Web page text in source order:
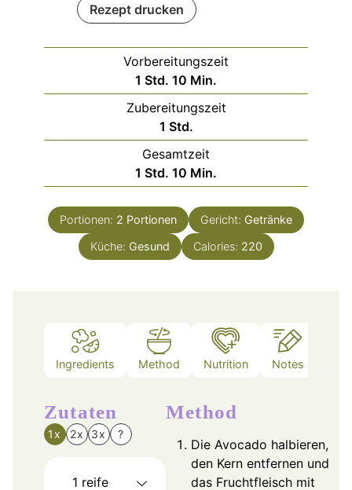
Rezept drucken
Vorbereitungszeit
1 Stunde
Std. 10 Minuten
Min.
Zubereitungszeit
1 Stunde
Std.
Gesamtzeit
1 Stunde
Std. 10 Minuten
Min.
Portionen: 2 Portionen Gericht: Getränke
Küche: Gesund Calories: 220
Ingredients Method Nutrition Notes
Zutaten
1x 2x 3x ?
1 reife
Method
Die Avocado halbieren,
den Kern entfernen und
das Fruchtfleisch mit